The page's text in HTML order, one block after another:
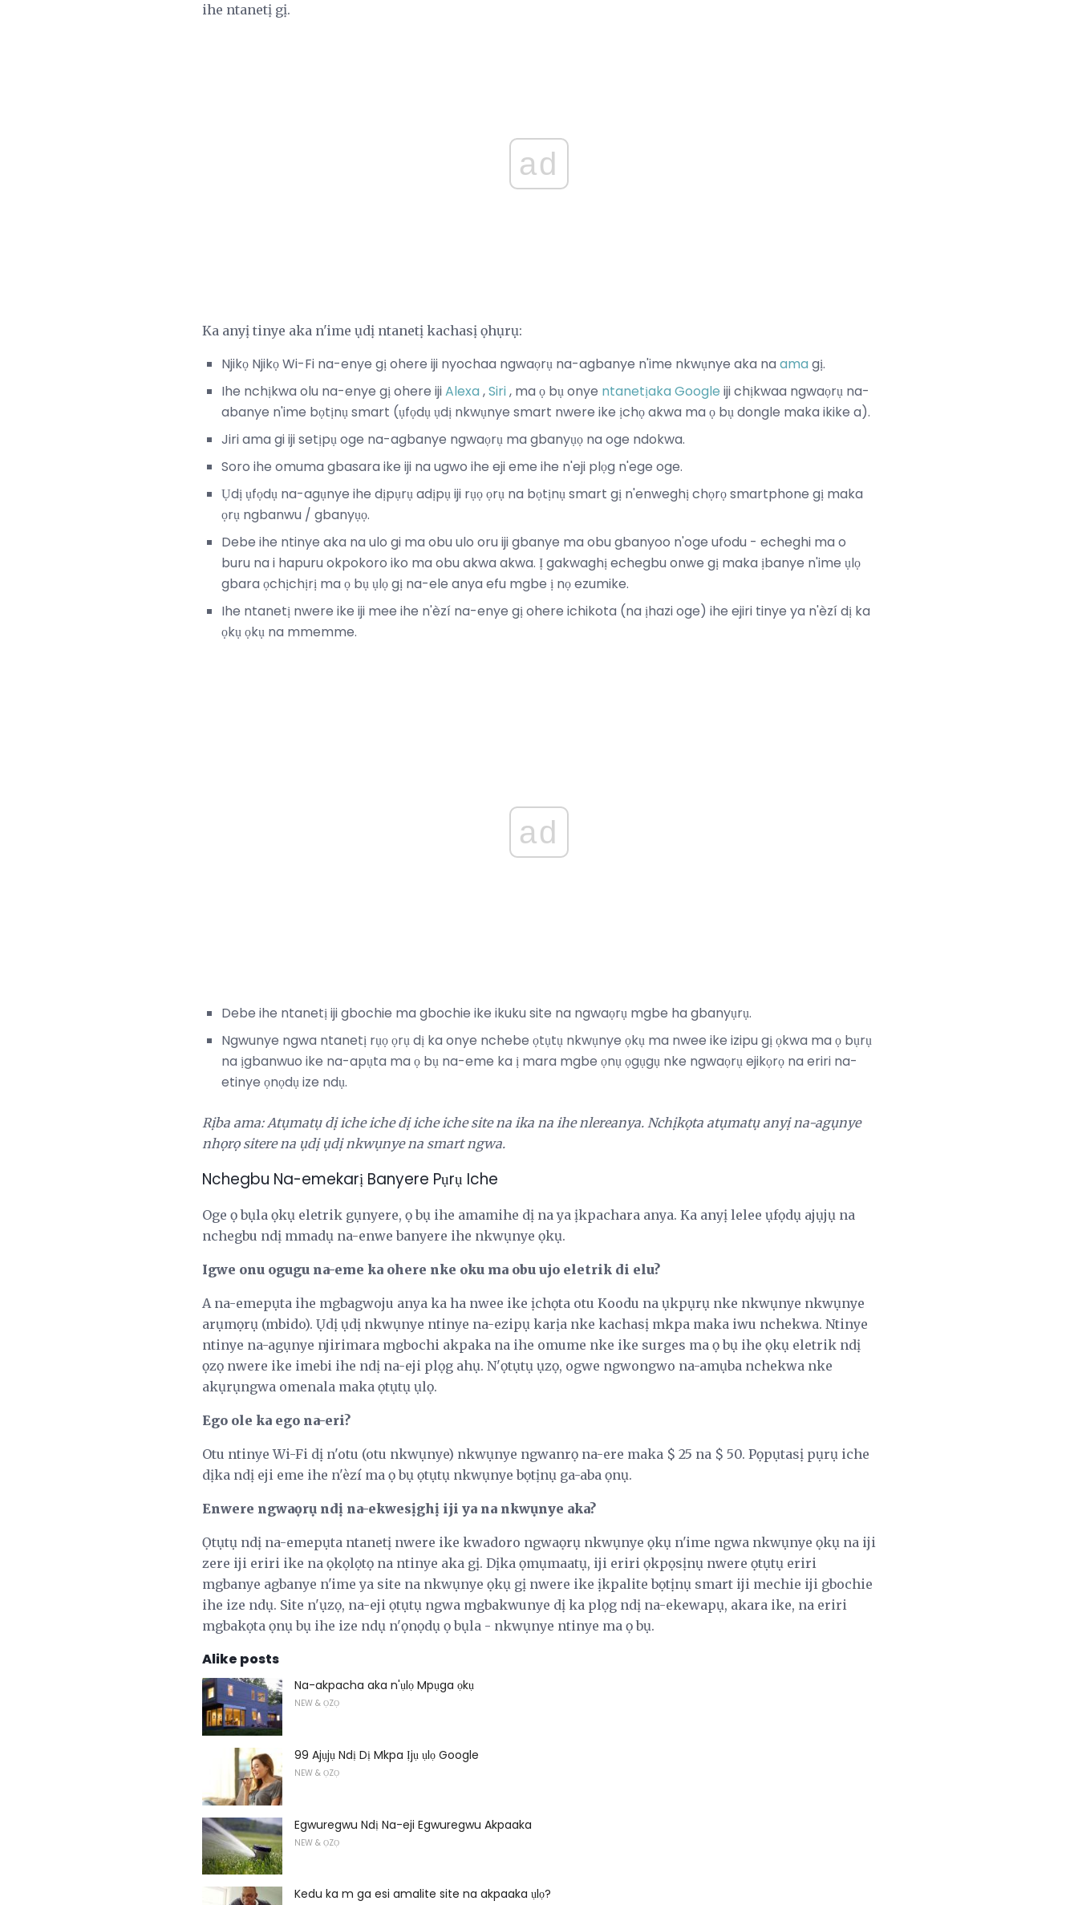
ihe ntanetị gị.
ad
Ka anyị tinye aka n'ime ụdị ntanetị kachasị ọhụrụ:
Njikọ Njikọ Wi-Fi na-enye gị ohere iji nyochaa ngwaọrụ na-agbanye n'ime nkwụnye aka na amagị.
Ihe nchịkwa olu na-enye gị ohere ijiAlexa,Siri, ma ọ bụ onye ntanetịaka Google iji chịkwaa ngwaọrụ na-
abanye n'ime bọtịnụ smart (ụfọdụ ụdị nkwụnye smart nwere ike ịchọ akwa ma ọ bụ dongle maka ikike a).
Jiri ama gi iji setịpụ oge na-agbanye ngwaọrụ ma gbanyụọ na oge ndokwa.
Soro ihe omuma gbasara ike iji na ugwo ihe eji eme ihe n'eji plọg n'ege oge.
Ụdị ụfọdụ na-agụnye ihe dịpụrụ adịpụ iji rụọ ọrụ na bọtịnụ smart gị n'enweghị chọrọ smartphone gị maka
ọrụ ngbanwu / gbanyụọ.
Debe ihe ntinye aka na ulo gi ma obu ulo oru iji gbanye ma obu gbanyoo n'oge ufodu - echeghi ma o
buru na i hapuru okpokoro iko ma obu akwa akwa. Ị gakwaghị echegbu onwe gị maka ịbanye n'ime ụlọ
gbara ọchịchịrị ma ọ bụ ụlọ gị na-ele anya efu mgbe ị nọ ezumike.
Ihe ntanetị nwere ike iji mee ihe n'èzí na-enye gị ohere ichikota (na ịhazi oge) ihe ejiri tinye ya n'èzí dị ka
ọkụ ọkụ na mmemme.
ad
Debe ihe ntanetị iji gbochie ma gbochie ike ikuku site na ngwaọrụ mgbe ha gbanyụrụ.
Ngwunye ngwa ntanetị rụọ ọrụ dị ka onye nchebe ọtụtụ nkwụnye ọkụ ma nwee ike izipu gị ọkwa ma ọ bụrụ
na ịgbanwuo ike na-apụta ma ọ bụ na-eme ka ị mara mgbe ọnụ ọgụgụ nke ngwaọrụ ejikọrọ na eriri na-
etinye ọnọdụ ize ndụ.
Rịba ama: Atụmatụ dị iche iche dị iche iche site na ika na ihe nlereanya. Nchịkọta atụmatụ anyị na-agụnye
nhọrọ sitere na ụdị ụdị nkwụnye na smart ngwa.
Nchegbu Na-emekarị Banyere Pụrụ Iche
Oge ọ bụla ọkụ eletrik gụnyere, ọ bụ ihe amamihe dị na ya ịkpachara anya. Ka anyị lelee ụfọdụ ajụjụ na
nchegbu ndị mmadụ na-enwe banyere ihe nkwụnye ọkụ.
Igwe onu ogugu na-eme ka ohere nke oku ma obu ujo eletrik di elu?
A na-emepụta ihe mgbagwoju anya ka ha nwee ike ịchọta otu Koodu na ụkpụrụ nke nkwụnye nkwụnye
arụmọrụ (mbido). Ụdị ụdị nkwụnye ntinye na-ezipụ karịa nke kachasị mkpa maka iwu nchekwa. Ntinye
ntinye na-agụnye njirimara mgbochi akpaka na ihe omume nke ike surges ma ọ bụ ihe ọkụ eletrik ndị
ọzọ nwere ike imebi ihe ndị na-eji plọg ahụ. N'ọtụtụ ụzọ, ogwe ngwongwo na-amụba nchekwa nke
akụrụngwa omenala maka ọtụtụ ụlọ.
Ego ole ka ego na-eri?
Otu ntinye Wi-Fi dị n'otu (otu nkwụnye) nkwụnye ngwanrọ na-ere maka $ 25 na $ 50. Pọpụtasị pụrụ iche
dịka ndị eji eme ihe n'èzí ma ọ bụ ọtụtụ nkwụnye bọtịnụ ga-aba ọnụ.
Enwere ngwaọrụ ndị na-ekwesịghị iji ya na nkwụnye aka?
Ọtụtụ ndị na-emepụta ntanetị nwere ike kwadoro ngwaọrụ nkwụnye ọkụ n'ime ngwa nkwụnye ọkụ na iji
zere iji eriri ike na ọkọlọtọ na ntinye aka gị. Dịka ọmụmaatụ, iji eriri ọkpọsịnụ nwere ọtụtụ eriri
mgbanye agbanye n'ime ya site na nkwụnye ọkụ gị nwere ike ịkpalite bọtịnụ smart iji mechie iji gbochie
ihe ize ndụ. Site n'ụzọ, na-eji ọtụtụ ngwa mgbakwunye dị ka plọg ndị na-ekewapụ, akara ike, na eriri
mgbakọta ọnụ bụ ihe ize ndụ n'ọnọdụ ọ bụla - nkwụnye ntinye ma ọ bụ.
Alike posts
Na-akpacha aka n'ụlọ Mpụga ọkụ
NEW & ỌZỌ
99 Ajụjụ Ndị Dị Mkpa Ịjụ ụlọ Google
NEW & ỌZỌ
Egwuregwu Ndị Na-eji Egwuregwu Akpaaka
NEW & ỌZỌ
Kedu ka m ga esi amalite site na akpaaka ụlọ?